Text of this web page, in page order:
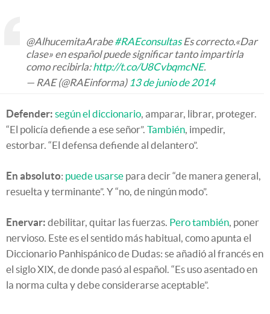
@AlhucemitaArabe#RAEconsultasEs correcto.«Dar
clase» en español puede significar tanto impartirla
como recibirla:http://t.co/U8CvbqmcNE.
— RAE (@RAEinforma) 13 de junio de 2014
Defender: según el diccionario, amparar, librar, proteger.
“El policía defiende a ese señor”. También, impedir,
estorbar. “El defensa defiende al delantero”.
En absoluto: puede usarse para decir “de manera general,
resuelta y terminante”. Y “no, de ningún modo”.
Enervar: debilitar, quitar las fuerzas. Pero también, poner
nervioso. Este es el sentido más habitual, como apunta el
Diccionario Panhispánico de Dudas: se añadió al francés en
el siglo XIX, de donde pasó al español. “Es uso asentado en
la norma culta y debe considerarse aceptable”.